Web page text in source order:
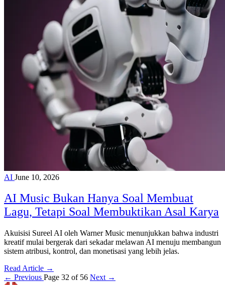
AI June 10, 2026
AI Music Bukan Hanya Soal Membuat
Lagu, Tetapi Soal Membuktikan Asal Karya
Akuisisi Sureel AI oleh Warner Music menunjukkan bahwa industri
kreatif mulai bergerak dari sekadar melawan AI menuju membangun
sistem atribusi, kontrol, dan monetisasi yang lebih jelas.
Read Article →
← Previous Page 32 of 56 Next →